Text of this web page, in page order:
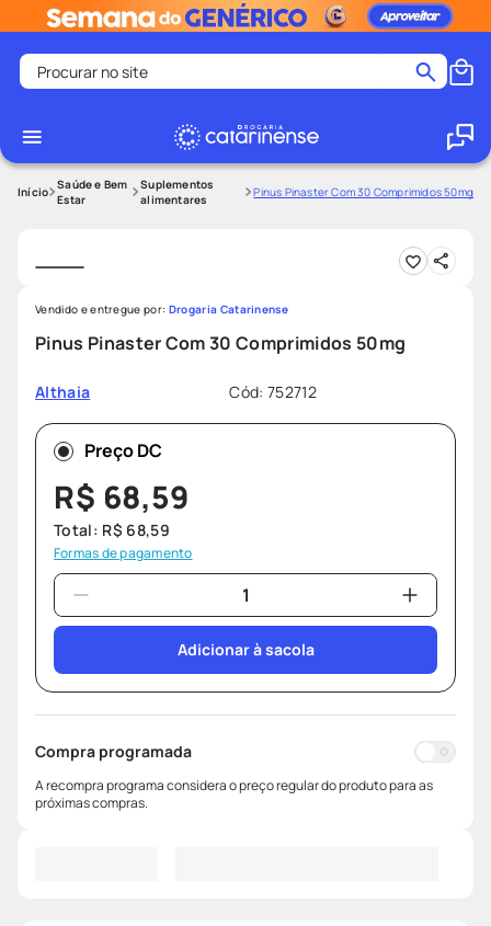
Procurar no site
1
2 º
medley
8º
ozivy
9º
lenço umedecido
protetor solar
Saúde e Bem
Estar
Suplementos
alimentares
Pinus Pinaster Com 30 Comprimidos 50mg
Pinus Pinaster Com 30 Comprimidos 50mg
Althaia Cód: 752712
Vendido e entregue por: Drogaria Catarinense
Preço DC
R$ 68,59
Total: R$ 68,59
Formas de pagamento
Adicionar à sacola
Compra programada
A recompra programa considera o preço regular do produto para as
próximas compras.